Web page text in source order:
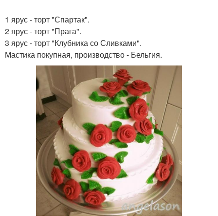
1 ярус - торт "Спартак".
2 ярус - торт "Прага".
3 ярус - торт "Клубника со Сливками".
Мастика покупная, производство - Бельгия.